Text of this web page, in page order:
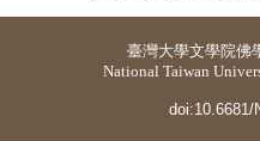
臺灣大學文學院佛
National Taiwan
doi:10.6681/